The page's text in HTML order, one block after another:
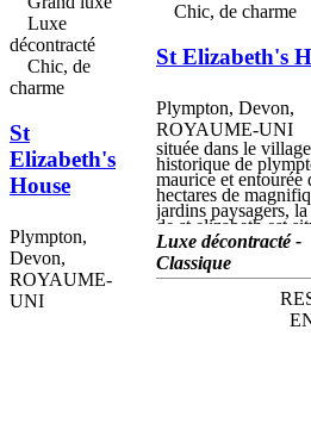
dîners en plein air et
célébrations.
Luxe
décontracté
Chic, de
charme
St
Elizabeth's
House
Plympton,
Devon,
ROYAUME-
UNI
Chic, de charme
St Elizabeth's
Plympton, Devon,
ROYAUME-UNI
située dans le village
historique de
maurice et entourée
hectares de
jardins paysagers,
de st elizabeth est
un manoir géorgien
magnifiquement
entretenu. Cette
propriété propose un
hébergement de
cuisine raffinée
Luxe décontracté -
Classique